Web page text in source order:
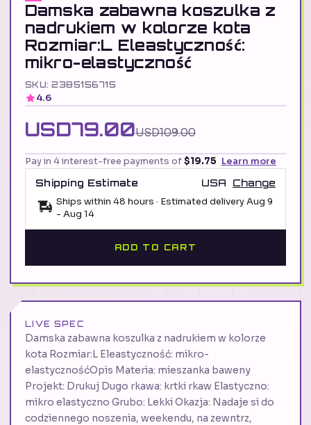
Damska zabawna koszulka z
nadrukiem w kolorze kota
Rozmiar:L Eleastyczność:
mikro-elastyczność
SKU: 2385156715
4.6
USD79.00USD109.00
Pay in 4 interest-free payments of$19.75 Learn more
Shipping Estimate
USA
Change
Ships within 48 hours · Estimated deliveryAug 9
- Aug 14
ADD TO CART
LIVE SPEC
Damska zabawna koszulka z nadrukiem w kolorze
kota Rozmiar:L Eleastyczność: mikro-
elastycznośćOpis Materia: mieszanka baweny
Projekt: Drukuj Dugo rkawa: krtki rkaw Elastyczno:
mikro elastyczno Grubo: Lekki Okazja: Nadaje si do
codziennego noszenia, weekendu, na zewntrz,